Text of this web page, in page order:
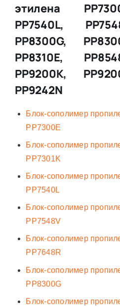
этилена
PP7540L,
PP8300G,
PP8310E,
PP9200K,
PP9242N
Блок-сополимер
PP7300E
Блок-сополимер
PP7301K
Блок-сополимер
PP7540L
Блок-сополимер
PP7548V
Блок-сополимер
PP7648R
Блок-сополимер
PP8300G
Блок-сополимер